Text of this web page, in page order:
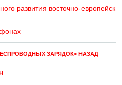
развития восточно-европейск
ЗАРЯДОК< НАЗАД